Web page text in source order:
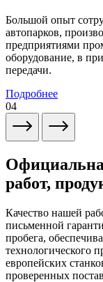
Большой опыт
автопарков,
предприятиями
оборудование, в
передачи.
Подробнее
04
работ,
Качество нашей
письменной
пробега,
технологического
европейских
проверенных